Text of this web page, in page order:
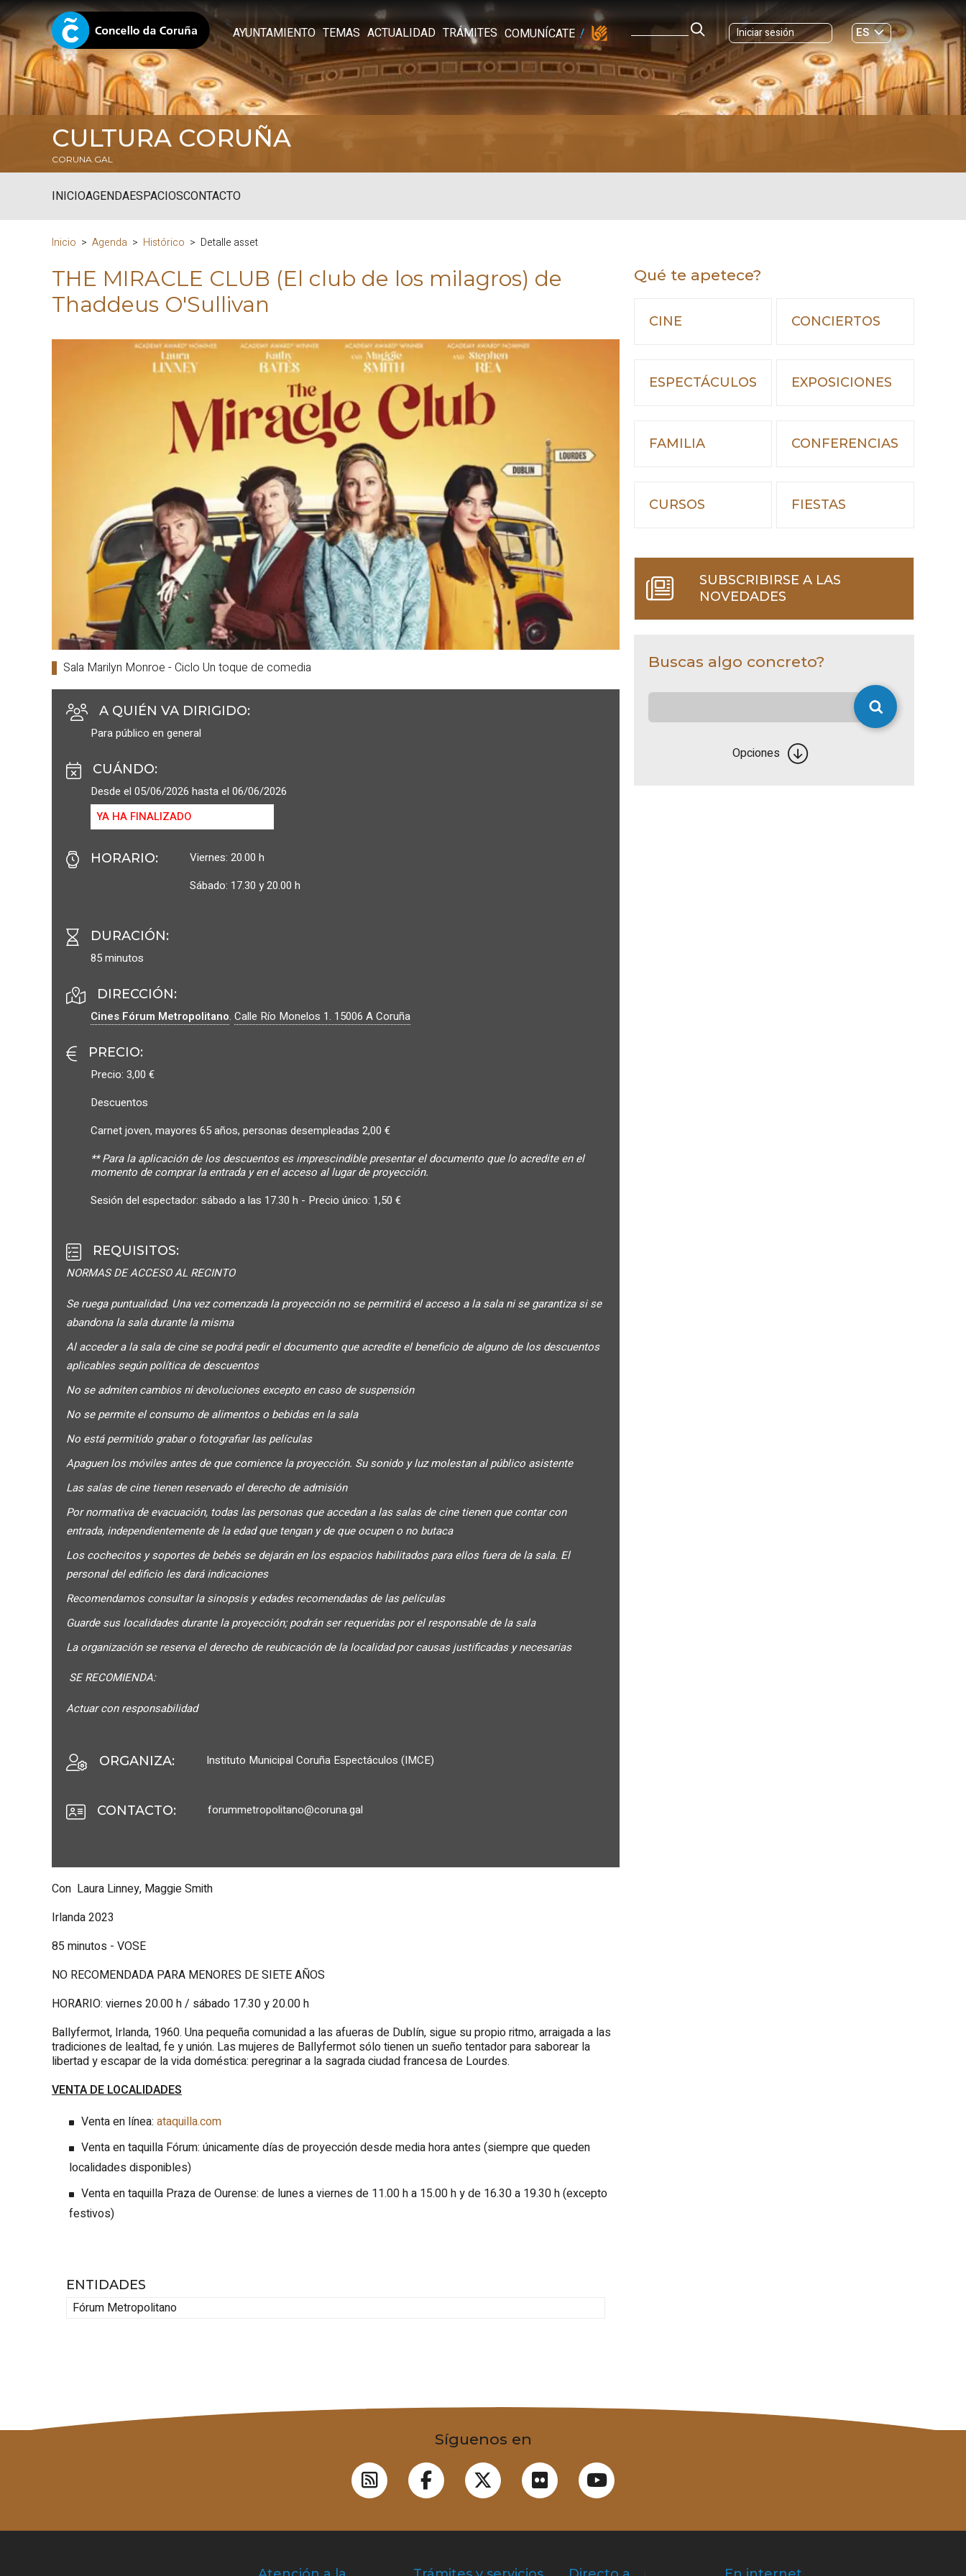
AYUNTAMIENTO TEMAS ACTUALIDAD TRÁMITES COMUNÍCATE Iniciar sesión
ES
GL
CULTURA CORUÑA
CORUNA.GAL
INICIOAGENDAESPACIOSCONTACTO
Inicio Agenda Histórico Detalle asset
THE MIRACLE CLUB (El club de los milagros) de
Thaddeus O'Sullivan
Sala Marilyn Monroe - Ciclo Un toque de comedia
A QUIÉN VA DIRIGIDO:
Para público en general
CUÁNDO:
Desde el 05/06/2026 hasta el 06/06/2026
YA HA FINALIZADO
HORARIO:
Viernes: 20.00 h
Sábado: 17.30 y 20.00 h
DURACIÓN:
85 minutos
DIRECCIÓN:
Cines Fórum Metropolitano. Calle Río Monelos 1. 15006 A Coruña
PRECIO:
Precio: 3,00 €
Descuentos
Carnet joven, mayores 65 años, personas desempleadas 2,00 €
** Para la aplicación de los descuentos es imprescindible presentar el documento que lo acredite en el
momento de comprar la entrada y en el acceso al lugar de proyección.
Sesión del espectador: sábado a las 17.30 h - Precio único: 1,50 €
REQUISITOS:
NORMAS DE ACCESO AL RECINTO
Se ruega puntualidad. Una vez comenzada la proyección no se permitirá el acceso a la sala ni se garantiza si se
abandona la sala durante la misma
Al acceder a la sala de cine se podrá pedir el documento que acredite el beneficio de alguno de los descuentos
aplicables según política de descuentos
No se admiten cambios ni devoluciones excepto en caso de suspensión
No se permite el consumo de alimentos o bebidas en la sala
No está permitido grabar o fotografiar las películas
Apaguen los móviles antes de que comience la proyección. Su sonido y luz molestan al público asistente
Las salas de cine tienen reservado el derecho de admisión
Por normativa de evacuación, todas las personas que accedan a las salas de cine tienen que contar con
entrada, independientemente de la edad que tengan y de que ocupen o no butaca
Los cochecitos y soportes de bebés se dejarán en los espacios habilitados para ellos fuera de la sala. El
personal del edificio les dará indicaciones
Recomendamos consultar la sinopsis y edades recomendadas de las películas
Guarde sus localidades durante la proyección; podrán ser requeridas por el responsable de la sala
La organización se reserva el derecho de reubicación de la localidad por causas justificadas y necesarias
SE RECOMIENDA:
Actuar con responsabilidad
ORGANIZA: Instituto Municipal Coruña Espectáculos (IMCE)
CONTACTO: forummetropolitano@coruna.gal
Con Laura Linney, Maggie Smith
Irlanda 2023
85 minutos - VOSE
NO RECOMENDADA PARA MENORES DE SIETE AÑOS
HORARIO: viernes 20.00 h / sábado 17.30 y 20.00 h
Ballyfermot, Irlanda, 1960. Una pequeña comunidad a las afueras de Dublín, sigue su propio ritmo, arraigada a las
tradiciones de lealtad, fe y unión. Las mujeres de Ballyfermot sólo tienen un sueño tentador para saborear la
libertad y escapar de la vida doméstica: peregrinar a la sagrada ciudad francesa de Lourdes.
VENTA DE LOCALIDADES
Venta en línea: ataquilla.com
Venta en taquilla Fórum: únicamente días de proyección desde media hora antes (siempre que queden
localidades disponibles)
Venta en taquilla Praza de Ourense: de lunes a viernes de 11.00 h a 15.00 h y de 16.30 a 19.30 h (excepto
festivos)
ENTIDADES
Fórum Metropolitano
Qué te apetece?
CINE CONCIERTOS
ESPECTÁCULOS EXPOSICIONES
FAMILIA CONFERENCIAS
CURSOS FIESTAS
SUBSCRIBIRSE A LAS
NOVEDADES
Buscas algo concreto?
Opciones
Síguenos en